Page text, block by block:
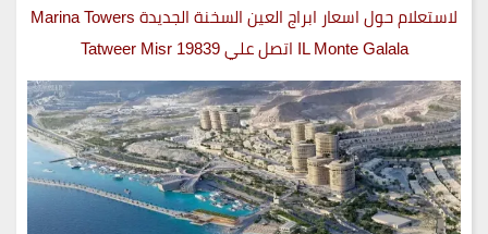
لاستعلام حول اسعار ابراج العين السخنة الجديدة Marina Towers
IL Monte Galala اتصل علي 19839 Tatweer Misr